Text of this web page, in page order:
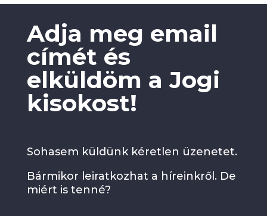
Adja meg email
címét és
elküldöm a Jogi
kisokost!
Sohasem küldünk kéretlen üzenetet.
Bármikor leiratkozhat a híreinkről. De
miért is tenné?